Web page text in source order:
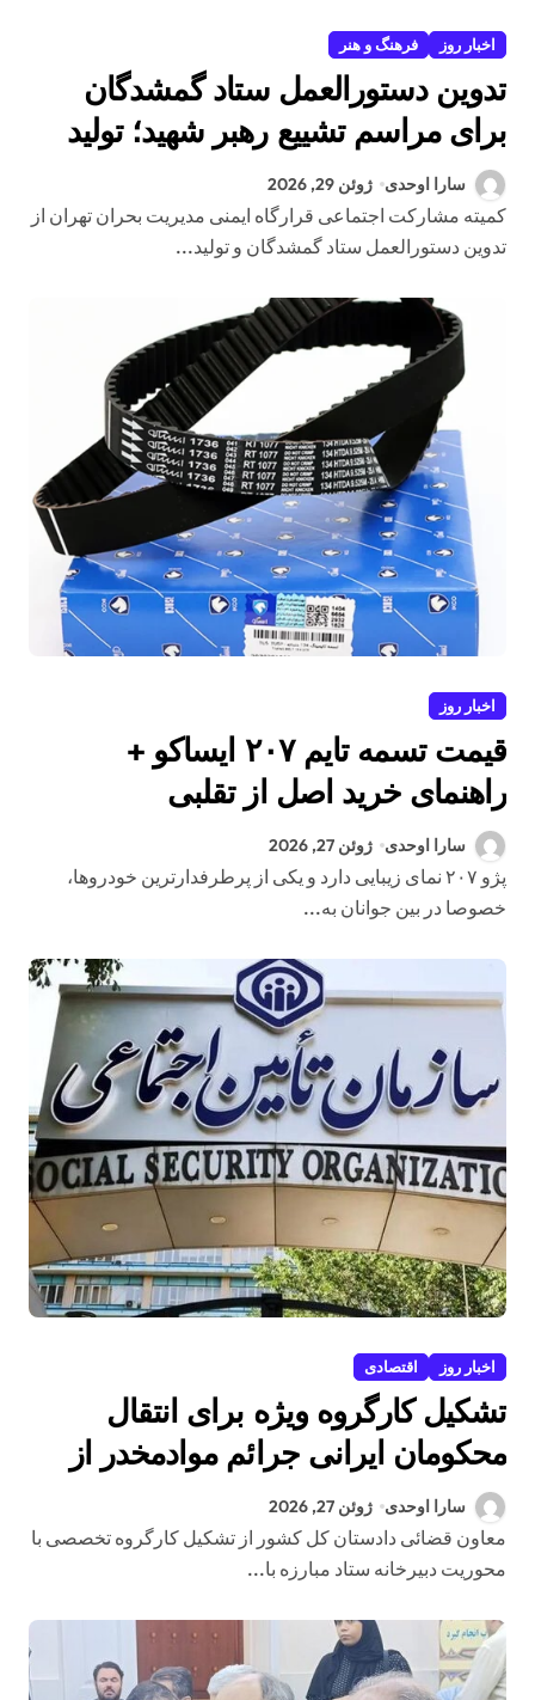
اخبار روز فرهنگ و هنر
تدوین دستورالعمل ستاد گمشدگان
برای مراسم تشییع رهبر شهید؛ تولید
محتوای آموزشی برای پیشگیری از
گرمازدگی و حوادث احتمالی
سارا اوحدی ژوئن 29, 2026
کمیته مشارکت اجتماعی قرارگاه ایمنی مدیریت بحران تهران از
تدوین دستورالعمل ستاد گمشدگان و تولید...
اخبار روز
قیمت تسمه تایم ۲۰۷ ایساکو +
راهنمای خرید اصل از تقلبی
سارا اوحدی ژوئن 27, 2026
پژو ۲۰۷ نمای زیبایی دارد و یکی از پرطرفدارترین خودروها،
خصوصا در بین جوانان به...
اخبار روز اقتصادی
تشکیل کارگروه ویژه برای انتقال
محکومان ایرانی جرائم موادمخدر از
زندان‌های کشورهای همسایه به ایران
سارا اوحدی ژوئن 27, 2026
معاون قضائی دادستان کل کشور از تشکیل کارگروه تخصصی با
محوریت دبیرخانه ستاد مبارزه با...